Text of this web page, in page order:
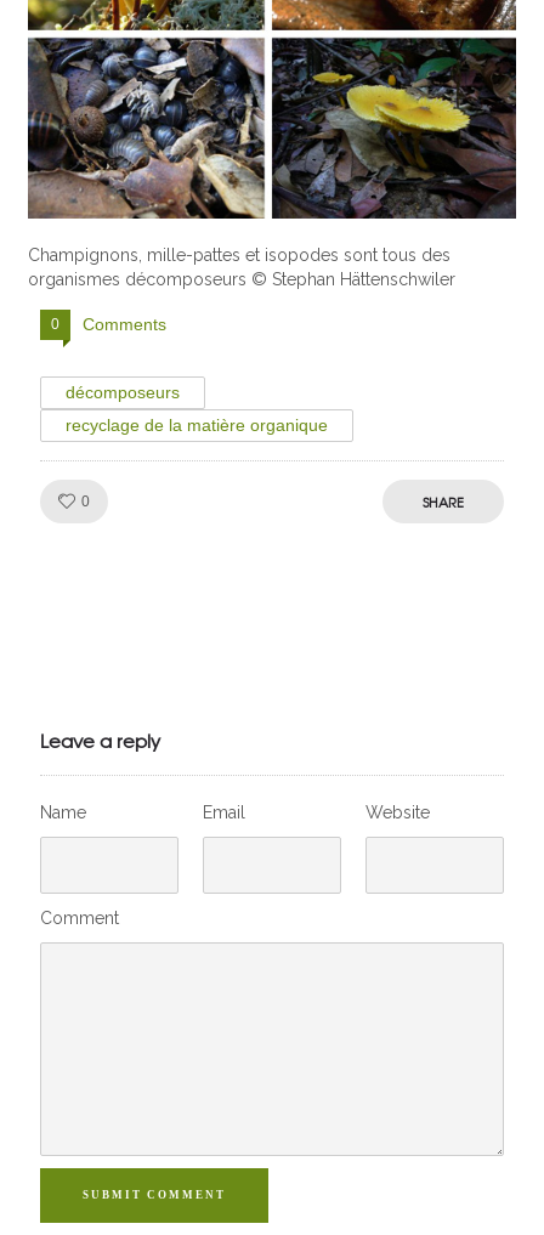
Champignons, mille-pattes et isopodes sont tous des
organismes décomposeurs © Stephan Hättenschwiler
0 Comments
décomposeurs
recyclage de la matière organique
0 SHARE
Leave a reply
Name Email Website
Comment
SUBMIT COMMENT